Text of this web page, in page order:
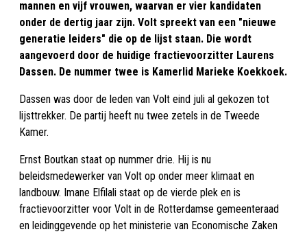
mannen en vijf vrouwen, waarvan er vier kandidaten
onder de dertig jaar zijn. Volt spreekt van een "nieuwe
generatie leiders" die op de lijst staan. Die wordt
aangevoerd door de huidige fractievoorzitter Laurens
Dassen. De nummer twee is Kamerlid Marieke Koekkoek.
Dassen was door de leden van Volt eind juli al gekozen tot
lijsttrekker. De partij heeft nu twee zetels in de Tweede
Kamer.
Ernst Boutkan staat op nummer drie. Hij is nu
beleidsmedewerker van Volt op onder meer klimaat en
landbouw. Imane Elfilali staat op de vierde plek en is
fractievoorzitter voor Volt in de Rotterdamse gemeenteraad
en leidinggevende op het ministerie van Economische Zaken